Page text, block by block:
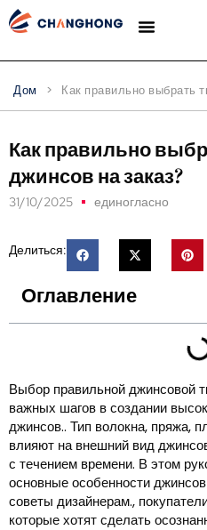
Дом > Как правильно выбрать
Как правильно
джинсов на заказ?
31/10/2025 единогласно
Делиться:
Оглавление
Выбор правильной джинсовой
важных шагов в создании
джинсов.. Тип волокна, пряжа,
влияют на внешний вид
с течением времени. В этом
основные особенности
советы дизайнерам.,
которые хотят сделать